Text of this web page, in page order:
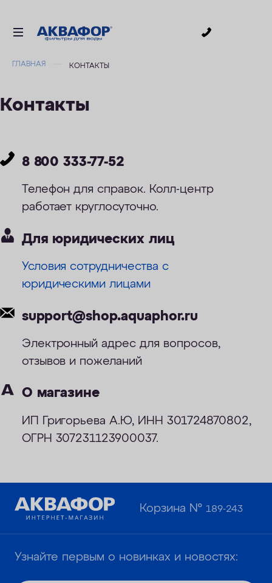
АКСЕССУАРЫ
АКЦИИ
ДОСТАВКА
УСЛУГИ
ОПЛАТА
КОНТАКТЫ
ГЛАВНАЯ КОНТАКТЫ
Контакты
8 800 333-77-52
Телефон для справок. Колл-центр
работает круглосуточно.
Для юридических лиц
Условия сотрудничества с
юридическими лицами
support@shop.aquaphor.ru
Электронный адрес для вопросов,
отзывов и пожеланий
О магазине
ИП Григорьева А.Ю, ИНН 301724870802,
ОГРН 307231123900037.
Корзина №189-243
Узнайте первым о новинках и новостях: